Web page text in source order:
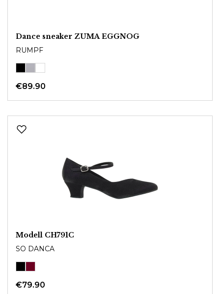
Dance sneaker ZUMA EGGNOG
RUMPF
€89.90
Modell CH791C
SO DANCA
€79.90